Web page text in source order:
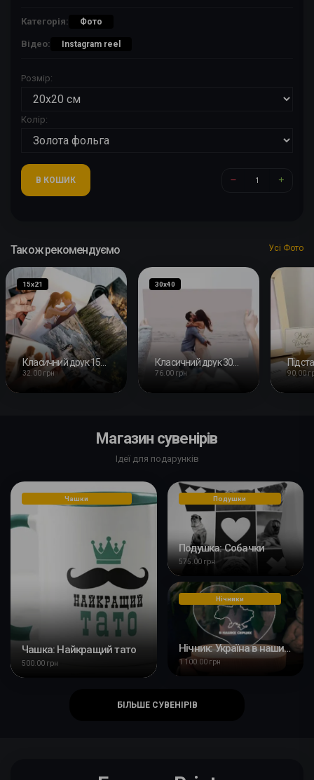
Категорія: Фото
Відео: Instagram reel
Розмір:
Колір:
В КОШИК
Також рекомендуємо Усі Фото
15х21
32.00 грн
30х40
76.00 грн 90.00
Магазин сувенірів
Ідеї для подарунків
Чашки
Чашка: Найкращий тато
500.00 грн
Подушки
Подушка: Собачки
575.00 грн
Нічники
Нічник: Україна в наших серцях
1 100.00 грн
БІЛЬШЕ СУВЕНІРІВ